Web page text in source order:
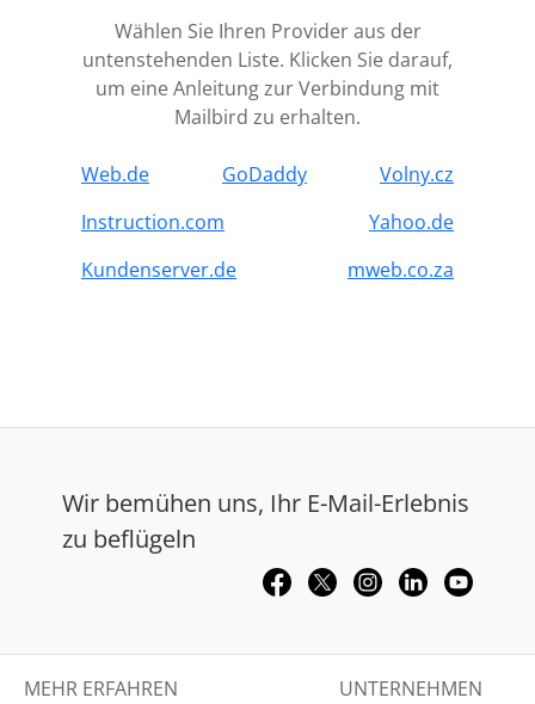
Wählen Sie Ihren Provider aus der
untenstehenden Liste. Klicken Sie darauf,
um eine Anleitung zur Verbindung mit
Mailbird zu erhalten.
Web.de GoDaddy
Volny.cz
Instruction.com
Yahoo.de
Kundenserver.de
mweb.co.za
Wir bemühen uns, Ihr E-Mail-Erlebnis
zu beflügeln
MEHR ERFAHREN UNTERNEHMEN